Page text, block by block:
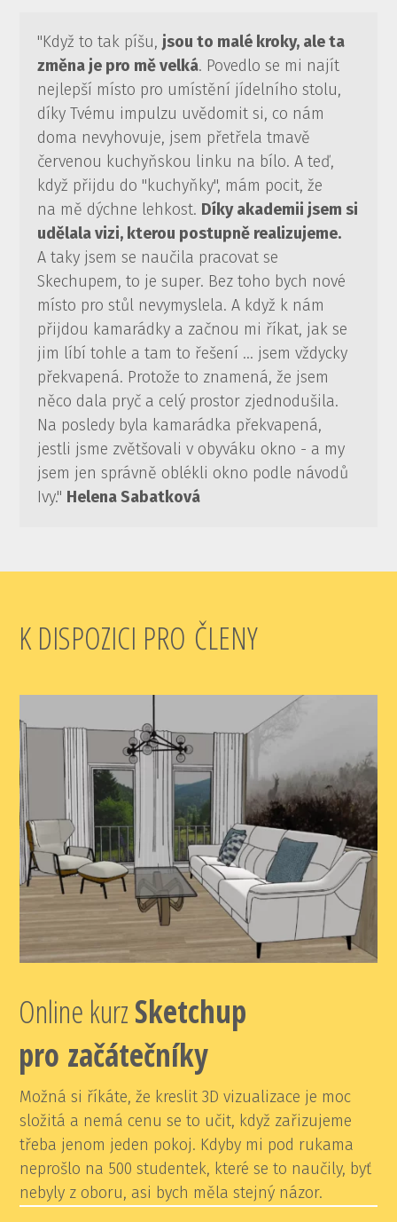
"Když to tak píšu, jsou to malé kroky, ale ta
změna je pro mě velká. Povedlo se mi najít
nejlepší místo pro umístění jídelního stolu,
díky Tvému impulzu uvědomit si, co nám
doma nevyhovuje, jsem přetřela tmavě
červenou kuchyňskou linku na bílo. A teď,
když přijdu do "kuchyňky", mám pocit, že
na mě dýchne lehkost. Díky akademii jsem si
udělala vizi, kterou postupně realizujeme.
A taky jsem se naučila pracovat se
Skechupem, to je super. Bez toho bych nové
místo pro stůl nevymyslela. A když k nám
přijdou kamarádky a začnou mi říkat, jak se
jim líbí tohle a tam to řešení ... jsem vždycky
překvapená. Protože to znamená, že jsem
něco dala pryč a celý prostor zjednodušila.
Na posledy byla kamarádka překvapená,
jestli jsme zvětšovali v obyváku okno - a my
jsem jen správně oblékli okno podle návodů
Ivy." Helena Sabatková
K DISPOZICI PRO ČLENY
Online kurzSketchup
pro začátečníky
Možná si říkáte, že kreslit 3D vizualizace je moc
složitá a nemá cenu se to učit, když zařizujeme
třeba jenom jeden pokoj. Kdyby mi pod rukama
neprošlo na 500 studentek, které se to naučily, byť
nebyly z oboru, asi bych měla stejný názor.